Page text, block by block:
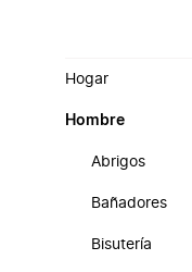
Hogar
Hombre
Abrigos
Bañadores
Bisutería